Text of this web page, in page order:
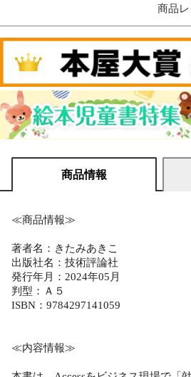
商品
商品情報
≪商品情報≫
著者名：きたみあきこ
出版社名：技術評論社
発行年月：2024年05月
判型：Ａ５
ISBN：9784297141059
≪内容情報≫